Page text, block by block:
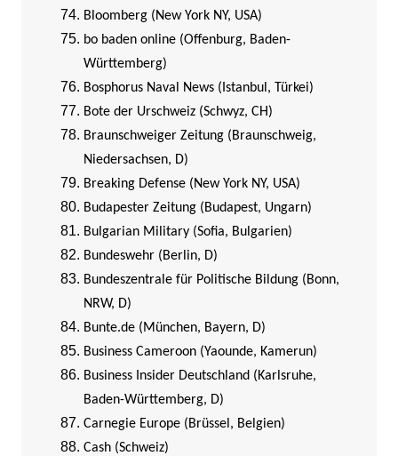
Bloomberg (New York NY, USA)
bo baden online (Offenburg, Baden-
Württemberg)
Bosphorus Naval News (Istanbul, Türkei)
Bote der Urschweiz (Schwyz, CH)
Braunschweiger Zeitung (Braunschweig,
Niedersachsen, D)
Breaking Defense (New York NY, USA)
Budapester Zeitung (Budapest, Ungarn)
Bulgarian Military (Sofia, Bulgarien)
Bundeswehr (Berlin, D)
Bundeszentrale für Politische Bildung (Bonn,
NRW, D)
Bunte.de (München, Bayern, D)
Business Cameroon (Yaounde, Kamerun)
Business Insider Deutschland (Karlsruhe,
Baden-Württemberg, D)
Carnegie Europe (Brüssel, Belgien)
Cash (Schweiz)